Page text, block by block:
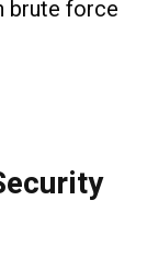
brute force